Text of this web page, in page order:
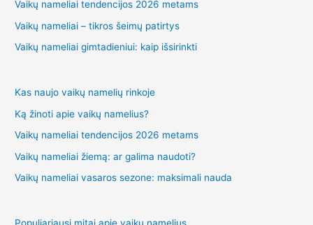
Vaikų nameliai tendencijos 2026 metams
Vaikų nameliai – tikros šeimų patirtys
Vaikų nameliai gimtadieniui: kaip išsirinkti
Kas naujo vaikų namelių rinkoje
Ką žinoti apie vaikų namelius?
Vaikų nameliai tendencijos 2026 metams
Vaikų nameliai žiemą: ar galima naudoti?
Vaikų nameliai vasaros sezone: maksimali nauda